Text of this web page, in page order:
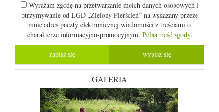
Wyrażam zgodę na przetwarzanie moich danych osobowych i
otrzymywanie od LGD „Zielony Pierścień” na wskazany przeze
mnie adres poczty elektronicznej wiadomości z treściami o
charakterze informacyjno-promocyjnym. Pelna treść zgody.
GALERIA